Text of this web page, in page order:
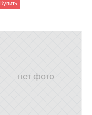
Купить
нет фото